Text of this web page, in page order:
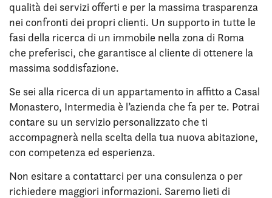
qualità dei servizi offerti e per la massima trasparenza
nei confronti dei propri clienti. Un supporto in tutte le
fasi della ricerca di un immobile nella zona di Roma
che preferisci, che garantisce al cliente di ottenere la
massima soddisfazione.
Se sei alla ricerca di un appartamento in affitto a Casal
Monastero, Intermedia è l’azienda che fa per te. Potrai
contare su un servizio personalizzato che ti
accompagnerà nella scelta della tua nuova abitazione,
con competenza ed esperienza.
Non esitare a contattarci per una consulenza o per
richiedere maggiori informazioni. Saremo lieti di